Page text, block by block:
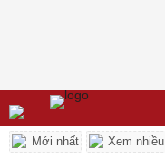
Mới nhất Xem nhiều